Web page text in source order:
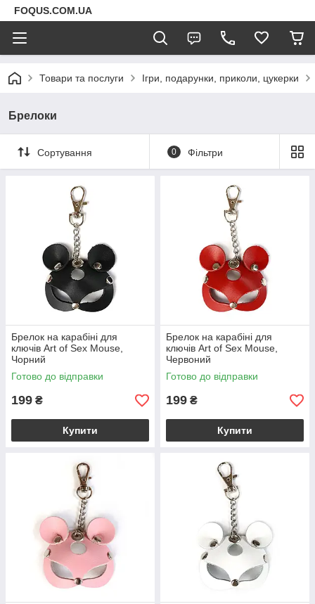
FOQUS.COM.UA
Товари та послуги Ігри, подарунки, приколи, цукерки
Брелоки
Сортування 0 Фільтри
Брелок на карабіні для
ключів Art of Sex Mouse,
Чорний
Готово до відправки
199 ₴
Купити
Брелок на карабіні для
ключів Art of Sex Mouse,
Червоний
Готово до відправки
199 ₴
Купити